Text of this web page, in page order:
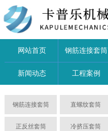
网站首页 钢筋连接套筒
新闻动态 工程案例
钢筋连接套筒 直螺纹套筒
正反丝套筒 冷挤压套筒